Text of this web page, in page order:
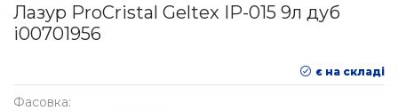
Лазур ProCristal Geltex IР-015 9л дуб
i00701956
є на складі
Фасовка: